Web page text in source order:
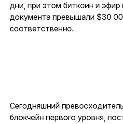
дни, при этом биткоин и
документа превышали $30
соответственно.
Сегодняшний
блокчейн первого уровня,